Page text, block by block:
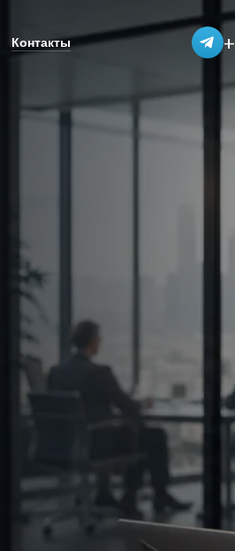
Контакты